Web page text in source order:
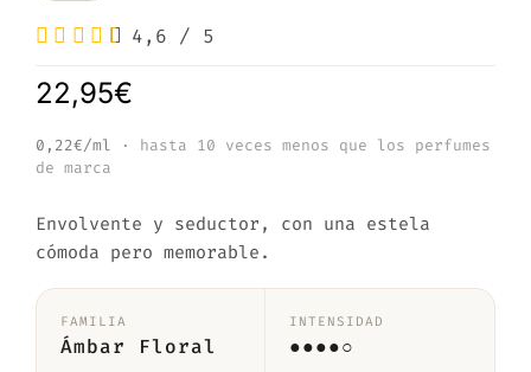
4,6 / 5
22,95€
0,22€/ml
· hasta 10 veces menos que los perfumes
de marca
Envolvente y seductor, con una estela
cómoda pero memorable.
FAMILIA
Ámbar Floral
INTENSIDAD
●●●●○